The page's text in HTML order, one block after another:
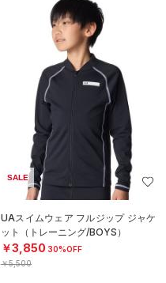
SALE
UAスイムウェア フルジップ ジャケ
ット（トレーニング/BOYS）
￥3,850 30%OFF
￥5,500